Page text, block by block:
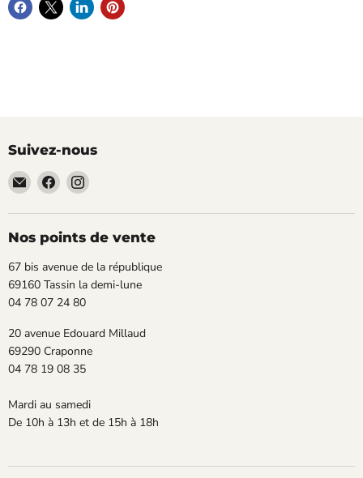
Suivez-nous
Email
TECLAB
Trouvez-
nous
sur
Facebook
Trouvez-
sur
Instagram
Nos points de vente
67 bis avenue de la république
69160 Tassin la demi-lune
04 78 07 24 80
20 avenue Edouard Millaud
69290 Craponne
04 78 19 08 35
Mardi au samedi
De 10h à 13h et de 15h à 18h